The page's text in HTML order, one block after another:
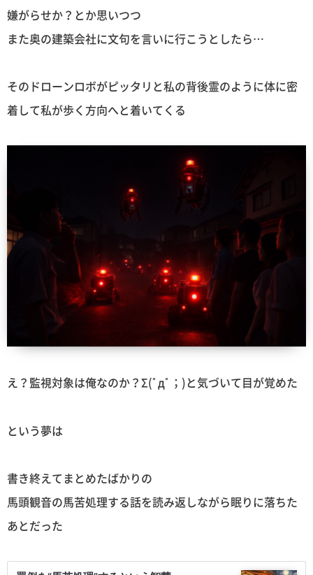
嫌がらせか？とか思いつつ
また奥の建築会社に文句を言いに行こうとしたら…
そのドローンロボがピッタリと私の背後霊のように体に密
着して私が歩く方向へと着いてくる
え？監視対象は俺なのか？Σ(ﾟдﾟ；)と気づいて目が覚めた
という夢は
書き終えてまとめたばかりの
馬頭観音の馬苦処理する話を読み返しながら眠りに落ちた
あとだった